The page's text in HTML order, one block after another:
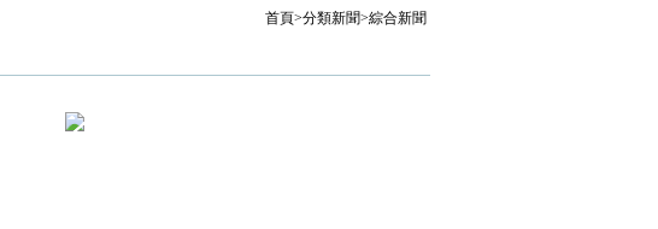
首頁>分類新聞>綜合新聞